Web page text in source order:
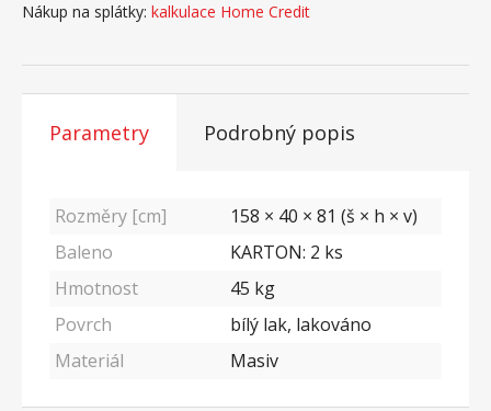
Nákup na splátky: kalkulace Home Credit
Parametry Podrobný popis
Rozměry [cm]
158 × 40 × 81 (š × h × v)
Baleno
KARTON: 2 ks
Hmotnost
45 kg
Povrch
bílý lak, lakováno
Materiál
Masiv